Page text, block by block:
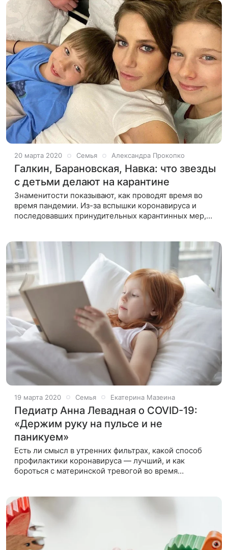
20 марта 2020 Семья Александра Прокопко
Галкин, Барановская, Навка: что звезды
с детьми делают на карантине
Знаменитости показывают, как проводят время во
время пандемии. Из-за вспышки коронавируса и
последовавших принудительных карантинных мер,
19 марта 2020 Семья Екатерина Мазеина
Педиатр Анна Левадная о COVID-19:
«Держим руку на пульсе и не
паникуем»
Есть ли смысл в утренних фильтрах, какой способ
профилактики коронавируса — лучший, и как
бороться с материнской тревогой во время